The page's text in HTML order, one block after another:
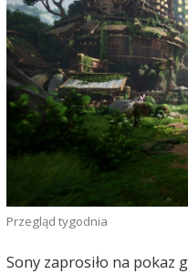
Przegląd tygodnia
Sony zaprosiło na pokaz